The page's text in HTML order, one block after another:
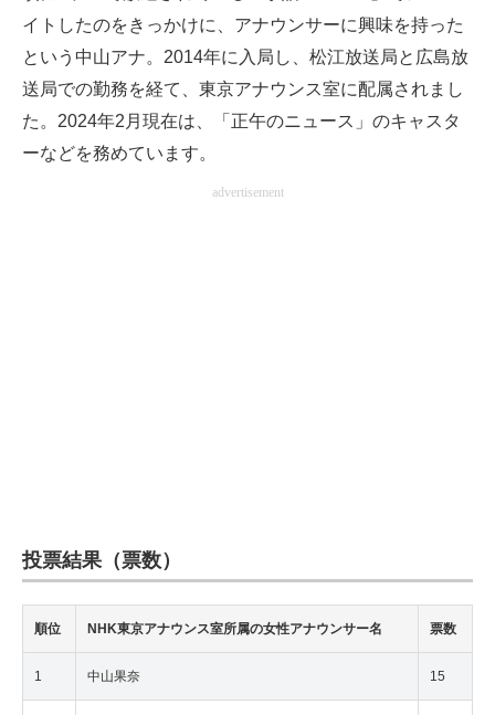
モノづくり技術者専門サイト
電子設計の基本と応用
エネルギーの専門メディア
イトしたのをきっかけに、アナウンサーに興味を持った
という中山アナ。2014年に入局し、松江放送局と広島放
送局での勤務を経て、東京アナウンス室に配属されまし
た。2024年2月現在は、「正午のニュース」のキャスタ
ーなどを務めています。
advertisement
投票結果（票数）
順位 NHK東京アナウンス室所属の女性アナウンサー名 票数
1 中山果奈 15